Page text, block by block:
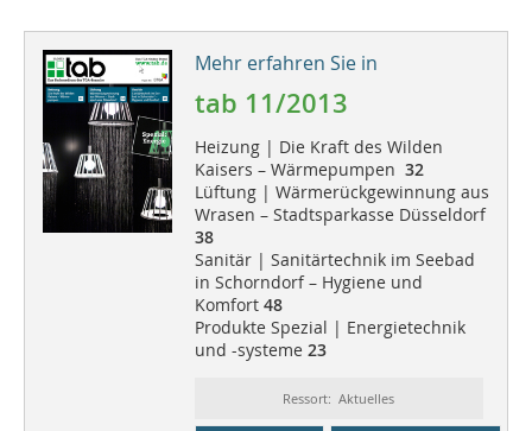
Mehr erfahren Sie in
tab 11/2013
Heizung | Die Kraft des Wilden
Kaisers – Wärmepumpen 32
Lüftung | Wärmerückgewinnung aus
Wrasen – Stadtsparkasse Düsseldorf
38
Sanitär | Sanitärtechnik im Seebad
in Schorndorf – Hygiene und
Komfort 48
Produkte Spezial | Energietechnik
und -systeme 23
Ressort: Aktuelles